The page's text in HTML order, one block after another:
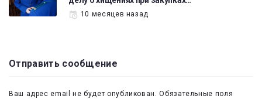
10 месяцев назад
Отправить сообщение
Ваш адрес email не будет опубликован. Обязательные поля